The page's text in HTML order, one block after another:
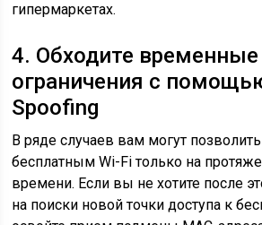
гипермаркетах.
4. Обходите временные
ограничения с
Spoofing
В ряде случаев вам могут
бесплатным Wi-Fi только на
времени. Если вы не хотите после
на поиски новой точки доступа к